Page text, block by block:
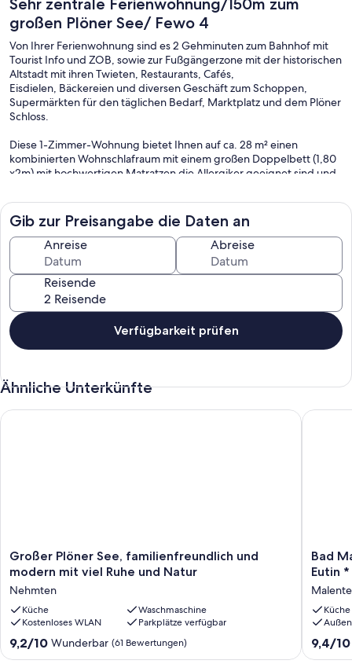
Sehr zentrale Ferienwohnung/150m zum
großen Plöner See/ Fewo 4
Von Ihrer Ferienwohnung sind es 2 Gehminuten zum Bahnhof mit
Tourist Info und ZOB, sowie zur Fußgängerzone mit der historischen
Altstadt mit ihren Twieten, Restaurants, Cafés,
Eisdielen, Bäckereien und diversen Geschäft zum Schoppen,
Supermärkten für den täglichen Bedarf, Marktplatz und dem Plöner
Schloss.
Diese 1-Zimmer-Wohnung bietet Ihnen auf ca. 28 m² einen
kombinierten Wohnschlafraum mit einem großen Doppelbett (1,80
x2m) mit hochwertigen Matratzen die Allergiker geeignet sind und
gemütlichen Sofa aus genießen Sie TV, DVD-Player. Ein Essbereich
bietet Platz für max. 3 Personen. In der modernen Einbauküche mit
Ceranfeld, Geschirrspüler, Backofen, Mikrowelle, Kaffeemaschine,
Toaster, Wasserkocher und Kühl-Gefrierkombination bleiben keine
Ausstattungswünsche offen.
Auch Bügel-eisen und -Brett stehen bereit. In der Waschküche
stehen Ihnen im Vorderhaus Waschmaschine und Trockner zu
Verfügung.
Das Duschbad ist anspruchsvoll gestaltet und ausgestattet. Schon
morgens beginnt ihr Tag entspannt unter Dusche.
Genießen sie die lauschigen Abende bei romantischem
Glas Wein.
Gib zur Preisangabe die Daten an
Anreise Abreise
Reisende
Verfügbarkeit prüfen
Ähnliche Unterkünfte
Großer
Plöner
familienfreundlich
und
modern
mit
viel
Großer Plöner See, familienfreundlich und
modern mit viel Ruhe und Natur
Nehmten
Küche
Waschmaschine
Kostenloses WLAN
Parkplätze verfügbar
9.2
von
9,2/10 Wunderbar (61 Bewertungen)
Großer Plöner See, familienfreundlich und modern mit viel
Bad
Schweiz
*
Plön
*
Eutin
Bad
Eutin
Malente
Küche
9.4
von
9,4/10
Bad